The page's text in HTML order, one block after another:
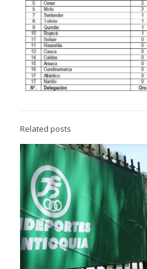
Related posts